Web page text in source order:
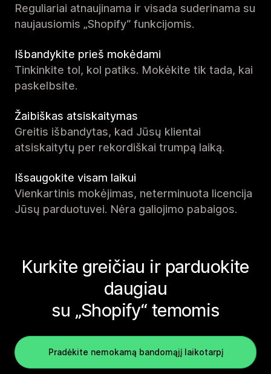
Reguliariai atnaujinama ir visada suderinama su
naujausiomis „Shopify“ funkcijomis.
Išbandykite prieš mokėdami
Tinkinkite tol, kol patiks. Mokėkite tik tada, kai
paskelbsite.
Žaibiškas atsiskaitymas
Greitis išbandytas, kad Jūsų klientai
atsiskaitytų per rekordiškai trumpą laiką.
Išsaugokite visam laikui
Vienkartinis mokėjimas, neterminuota licencija
Jūsų parduotuvei. Nėra galiojimo pabaigos.
Kurkite greičiau ir parduokite
daugiau
su „Shopify“ temomis
Pradėkite nemokamą bandomąjį laikotarpį